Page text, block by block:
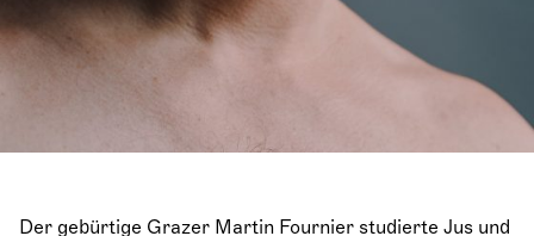
Der gebürtige Grazer Martin Fournier studierte Jus und